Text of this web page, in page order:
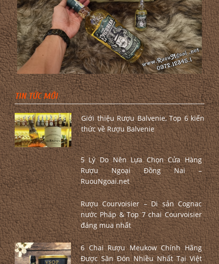
TIN TỨC MỚI
Giới thiệu Rượu Balvenie, Top 6 kiến
thức về Rượu Balvenie
5 Lý Do Nên Lựa Chọn Cửa Hàng
Rượu Ngoại Đồng Nai –
RuouNgoai.net
Rượu Courvoisier – Di sản Cognac
nước Pháp & Top 7 chai Courvoisier
đáng mua nhất
6 Chai Rượu Meukow Chính Hãng
Được Săn Đón Nhiều Nhất Tại Việt